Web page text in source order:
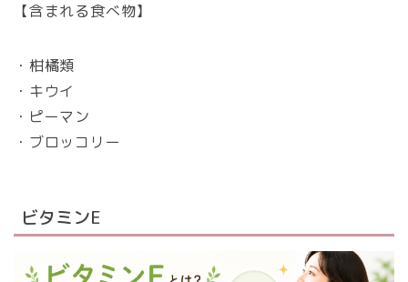
【含まれる食べ物】
・柑橘類
・キウイ
・ピーマン
・ブロッコリー
ビタミンE